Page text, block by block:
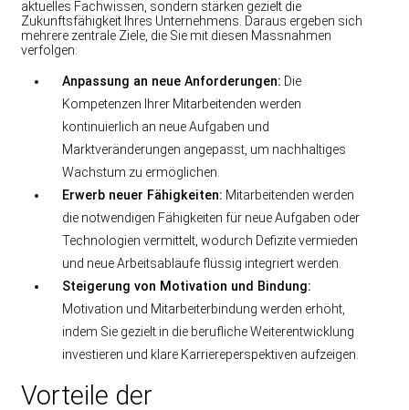
aktuelles Fachwissen, sondern stärken gezielt die
Zukunftsfähigkeit Ihres Unternehmens. Daraus ergeben sich
mehrere zentrale Ziele, die Sie mit diesen Massnahmen
verfolgen:
Anpassung an neue Anforderungen: Die
Kompetenzen Ihrer Mitarbeitenden werden
kontinuierlich an neue Aufgaben und
Marktveränderungen angepasst, um nachhaltiges
Wachstum zu ermöglichen.
Erwerb neuer Fähigkeiten: Mitarbeitenden werden
die notwendigen Fähigkeiten für neue Aufgaben oder
Technologien vermittelt, wodurch Defizite vermieden
und neue Arbeitsabläufe flüssig integriert werden.
Steigerung von Motivation und Bindung:
Motivation und Mitarbeiterbindung werden erhöht,
indem Sie gezielt in die berufliche Weiterentwicklung
investieren und klare Karriereperspektiven aufzeigen.
Vorteile der